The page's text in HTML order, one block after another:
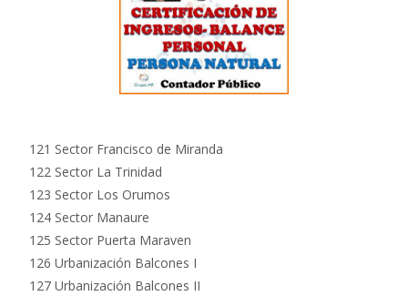
121 Sector Francisco de Miranda
122 Sector La Trinidad
123 Sector Los Orumos
124 Sector Manaure
125 Sector Puerta Maraven
126 Urbanización Balcones I
127 Urbanización Balcones II